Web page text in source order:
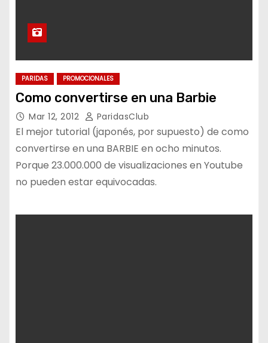
PARIDAS PROMOCIONALES
Como convertirse en una Barbie
Mar 12, 2012 ParidasClub
El mejor tutorial (japonés, por supuesto) de como
convertirse en una BARBIE en ocho minutos.
Porque 23.000.000 de visualizaciones en Youtube
no pueden estar equivocadas.